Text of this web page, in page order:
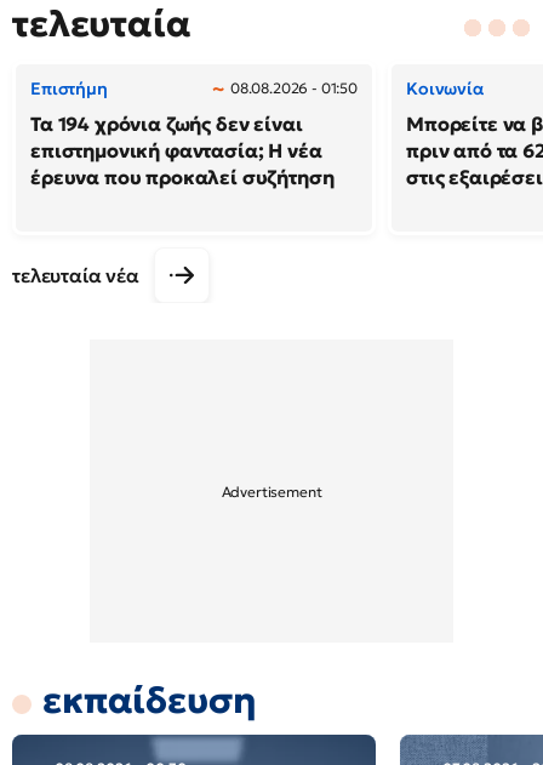
τελευταία
Επιστήμη 08.08.2026 - 01:50
Τα 194 χρόνια ζωής δεν είναι
επιστημονική φαντασία; Η νέα
έρευνα που προκαλεί συζήτηση
Κοινωνία
Μπορείτε να
πριν από τα
στις
τελευταία νέα
εκπαίδευση